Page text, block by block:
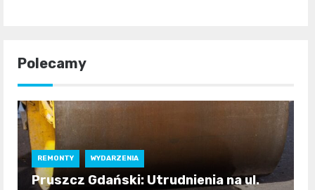
Polecamy
REMONTY WYDARZENIA
Pruszcz Gdański: Utrudnienia na ul.